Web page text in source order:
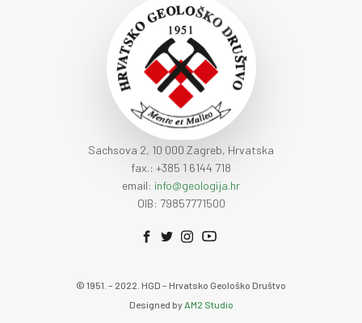
Sachsova 2, 10 000 Zagreb, Hrvatska
fax.: +385 1 6144 718
email: info@geologija.hr
OIB: 79857771500
© 1951. – 2022. HGD – Hrvatsko Geološko Društvo
Designed by AM2 Studio